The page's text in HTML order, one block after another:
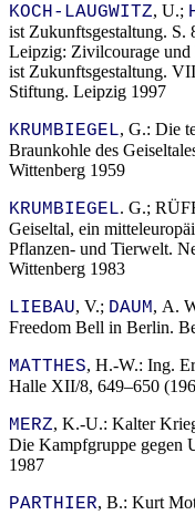
KOCH-LAUGWITZ, U.;
ist Zukunftsgestaltung.
Leipzig: Zivilcourage und
ist Zukunftsgestaltung.
Stiftung. Leipzig 1997
KRUMBIEGEL, G.: Die
Braunkohle des
Wittenberg 1959
KRUMBIEGEL. G.;
Geiseltal, ein
Pflanzen- und Tierwelt.
Wittenberg 1983
LIEBAU, V.; DAUM, A.
Freedom Bell in Berlin.
MATTHES, H.-W.: Ing.
Halle XII/8, 649–650
MERZ, K.-U.: Kalter
Die Kampfgruppe gegen
1987
PARTHIER, B.: Kurt